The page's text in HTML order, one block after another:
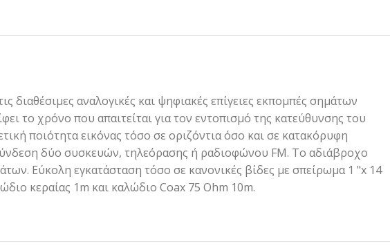
διαθέσιμες αναλογικές και ψηφιακές επίγειες εκπομπές σημάτων
το χρόνο που απαιτείται για τον εντοπισμό της κατεύθυνσης του
ποιότητα εικόνας τόσο σε οριζόντια όσο και σε κατακόρυφη
δύο συσκευών, τηλεόρασης ή ραδιοφώνου FM. Το αδιάβροχο
Εύκολη εγκατάσταση τόσο σε κανονικές βίδες με σπείρωμα 1 "x 14
κεραίας 1m και καλώδιο Coax 75 Ohm 10m.